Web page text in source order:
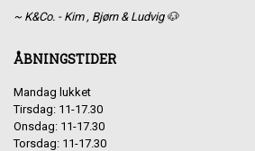
~ K&Co. - Kim , Bjørn & Ludvig 🐶
ÅBNINGSTIDER
Mandag lukket
Tirsdag: 11-17.30
Onsdag: 11-17.30
Torsdag: 11-17.30